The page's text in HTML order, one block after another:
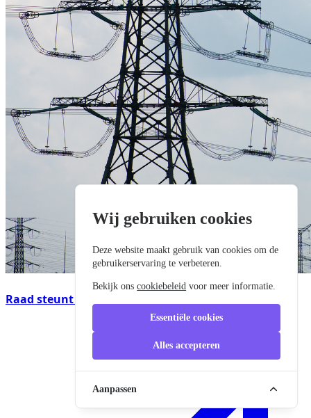
Raad steunt vernieuwd pakket voor energienetten
Wij gebruiken cookies
Deze website maakt gebruik van cookies om de
gebruikerservaring te verbeteren.
Bekijk onscookiebeleid voor meer informatie.
Essentiële cookies
Alles accepteren
Aanpassen